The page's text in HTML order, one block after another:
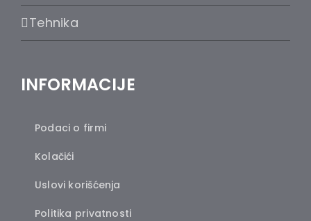
Tehnika
INFORMACIJE
Podaci o firmi
Kolačići
Uslovi korišćenja
Politika privatnosti